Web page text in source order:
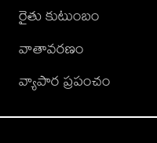
రైతు కుటుంబం
వాతావరణం
వ్యాపార ప్రపంచం